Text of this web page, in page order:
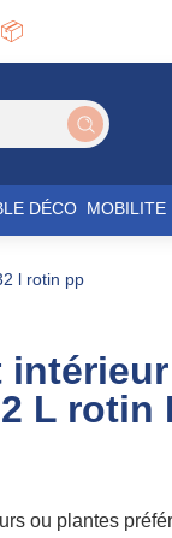
DÉCO MOBILITE
l rotin pp
L rotin
ou plantes